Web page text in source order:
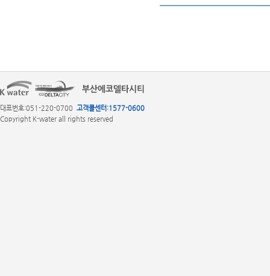
대표번호:051-220-0700 고객콜센터:1577-0600
Copyright K-water all rights reserved